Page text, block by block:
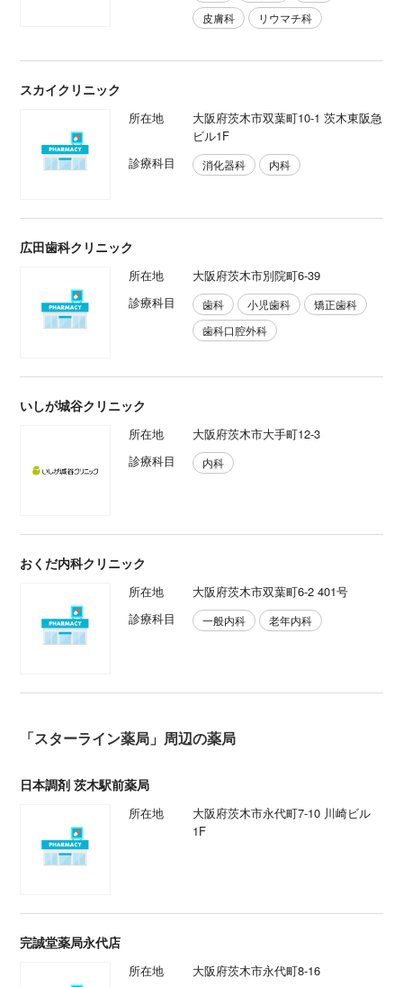
皮膚科
リウマチ科
スカイクリニック
所在地
大阪府茨木市双葉町10-1 茨木東阪急
ビル1F
診療科目
消化器科 内科
広田歯科クリニック
所在地
大阪府茨木市別院町6-39
診療科目
歯科 小児歯科
矯正歯科
歯科口腔外科
いしが城谷クリニック
所在地
大阪府茨木市大手町12-3
診療科目
内科
おくだ内科クリニック
所在地
大阪府茨木市双葉町6-2 401号
診療科目
一般内科 老年内科
「スターライン薬局」周辺の薬局
日本調剤 茨木駅前薬局
所在地
大阪府茨木市永代町7-10 川崎ビル
1F
完誠堂薬局永代店
所在地 大阪府茨木市永代町8-16